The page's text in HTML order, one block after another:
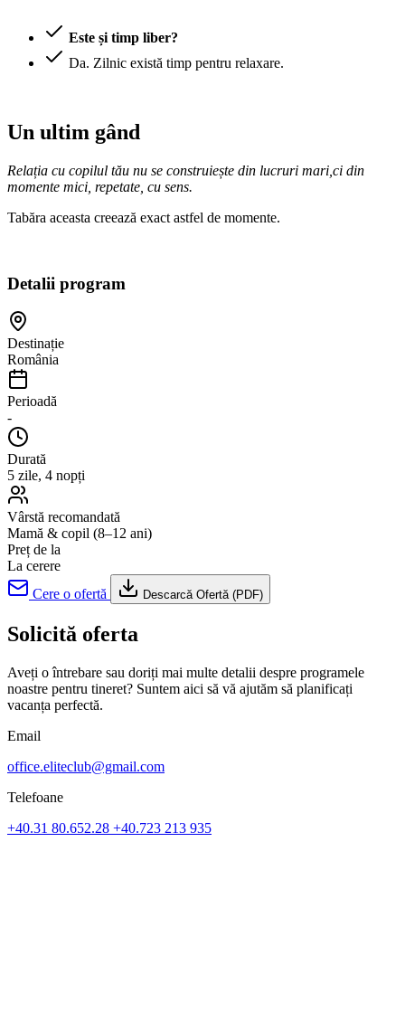
Este și timp liber?
Da. Zilnic există timp pentru relaxare.
Un ultim gând
Relația cu copilul tău nu se construiește din lucruri mari,ci din
momente mici, repetate, cu sens.
Tabăra aceasta creează exact astfel de momente.
Detalii program
Destinație
România
Perioadă
-
Durată
5 zile, 4 nopți
Vârstă recomandată
Mamă & copil (8–12 ani)
Preț de la
La cerere
Cere o ofertă
Descarcă Ofertă (PDF)
Solicită oferta
Aveți o întrebare sau doriți mai multe detalii despre programele
noastre pentru tineret? Suntem aici să vă ajutăm să planificați
vacanța perfectă.
Email
office.eliteclub@gmail.com
Telefoane
+40.31 80.652.28 +40.723 213 935